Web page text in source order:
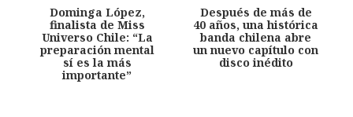
Dominga López,
finalista de Miss
Universo Chile: “La
preparación mental
sí es la más
importante”
Después de más de
40 años, una histórica
banda chilena abre
un nuevo capítulo con
disco inédito